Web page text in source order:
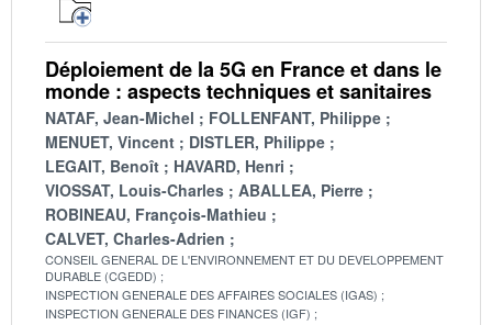
Déploiement de la 5G en France et dans le
monde : aspects techniques et sanitaires
NATAF, Jean-Michel
FOLLENFANT, Philippe
MENUET, Vincent
DISTLER, Philippe
LEGAIT, Benoît
HAVARD, Henri
VIOSSAT, Louis-Charles
ABALLEA, Pierre
ROBINEAU, François-Mathieu
CALVET, Charles-Adrien
CONSEIL GENERAL DE L'ENVIRONNEMENT ET DU DEVELOPPEMENT
DURABLE (CGEDD)
INSPECTION GENERALE DES AFFAIRES SOCIALES (IGAS)
INSPECTION GENERALE DES FINANCES (IGF)